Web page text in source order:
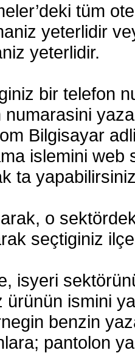
tüm
yeterlidir
yeterlidir.
bir telefon
numarasini
Bilgisayar
islemini
ta
o
seçtiginiz
isyeri
ürünün ismini
benzin
pantolon